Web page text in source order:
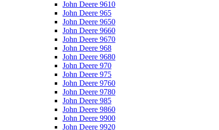
John Deere 9610
John Deere 965
John Deere 9650
John Deere 9660
John Deere 9670
John Deere 968
John Deere 9680
John Deere 970
John Deere 975
John Deere 9760
John Deere 9780
John Deere 985
John Deere 9860
John Deere 9900
John Deere 9920